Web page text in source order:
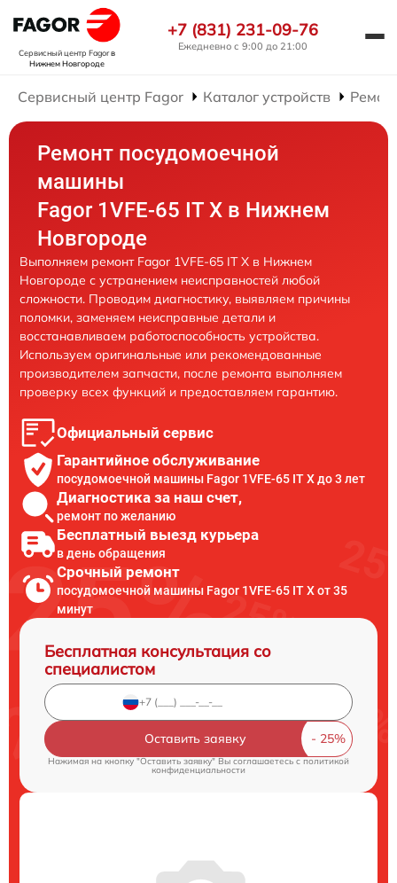
Сервисный центр Fagorв
Нижнем Новгороде
+7 (831) 231-09-76
Ежедневно с 9:00 до 21:00
Сервисный центр Fagor Каталог устройств
Ремонт посудомоечной
машины
Fagor 1VFE-65 IT X в Нижнем
Новгороде
Выполняем ремонт Fagor 1VFE-65 IT X в Нижнем
Новгороде с устранением неисправностей любой
сложности. Проводим диагностику, выявляем причины
поломки, заменяем неисправные детали и
восстанавливаем работоспособность устройства.
Используем оригинальные или рекомендованные
производителем запчасти, после ремонта выполняем
проверку всех функций и предоставляем гарантию.
Официальный сервис
Гарантийное обслуживание
посудомоечной машины Fagor 1VFE-65 IT X до 3 лет
Диагностика за наш счет,
ремонт по желанию
Бесплатный выезд курьера
в день обращения
Срочный ремонт
посудомоечной машины Fagor 1VFE-65 IT X от 35
минут
Бесплатная консультация со
специалистом
Оставить заявку
Нажимая на кнопку "Оставить заявку" Вы соглашаетесь cполитикой
конфиденциальности